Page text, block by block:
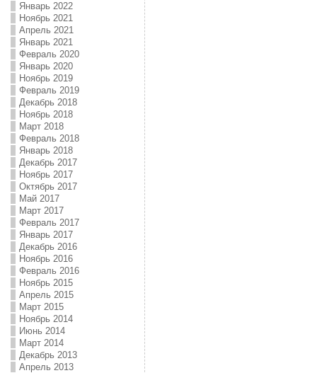
Январь 2022
Ноябрь 2021
Апрель 2021
Январь 2021
Февраль 2020
Январь 2020
Ноябрь 2019
Февраль 2019
Декабрь 2018
Ноябрь 2018
Март 2018
Февраль 2018
Январь 2018
Декабрь 2017
Ноябрь 2017
Октябрь 2017
Май 2017
Март 2017
Февраль 2017
Январь 2017
Декабрь 2016
Ноябрь 2016
Февраль 2016
Ноябрь 2015
Апрель 2015
Март 2015
Ноябрь 2014
Июнь 2014
Март 2014
Декабрь 2013
Апрель 2013